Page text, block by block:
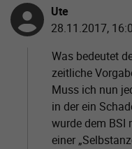
Ute
28.11.2017,
Was bedeutet
zeitliche
Muss ich nun
in der ein
wurde dem BSI
einer